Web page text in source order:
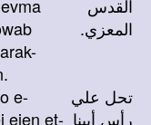
القدس
المعزي.
e-
ejen et-
تحل علي
رأس أبينا